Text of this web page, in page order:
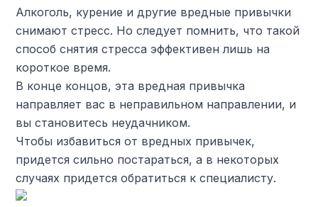
Алкоголь, курение и другие вредные привычки
снимают стресс. Но следует помнить, что такой
способ снятия стресса эффективен лишь на
короткое время.
В конце концов, эта вредная привычка
направляет вас в неправильном направлении, и
вы становитесь неудачником.
Чтобы избавиться от вредных привычек,
придется сильно постараться, а в некоторых
случаях придется обратиться к специалисту.